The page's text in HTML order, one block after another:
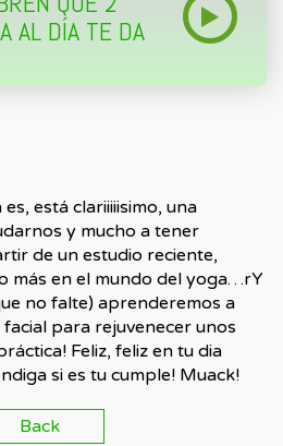
AL DÍA TE DA
está clariiiiisimo, una
y mucho a tener
de un estudio reciente,
más en el mundo del yoga…rY
no falte) aprenderemos a
para rejuvenecer unos
Feliz, feliz en tu dia
si es tu cumple! Muack!
Back